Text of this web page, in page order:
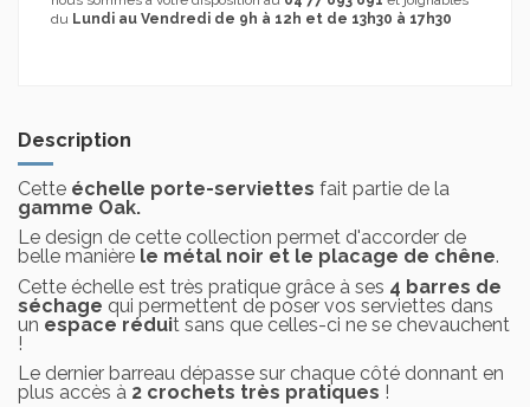
du Lundi au Vendredi de 9h à 12h et de 13h30 à 17h30
Description
Cette échelle porte-serviettes fait partie de la
gamme Oak.
Le design de cette collection permet d'accorder de
belle manière le métal noir et le placage de chêne.
Cette échelle est très pratique grâce à ses 4 barres de
séchage qui permettent de poser vos serviettes dans
un espace réduit sans que celles-ci ne se chevauchent
!
Le dernier barreau dépasse sur chaque côté donnant en
plus accès à 2 crochets très pratiques !